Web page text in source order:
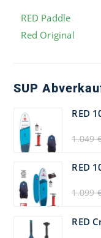
RED Paddle
Red Original
SUP
RED
1.049
RED
1.099
RED